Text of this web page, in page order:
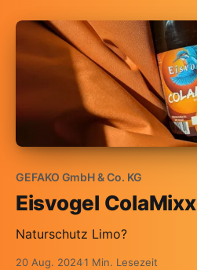
GEFAKO GmbH & Co. KG
Eisvogel ColaMixx
Naturschutz Limo?
20 Aug. 20241 Min. Lesezeit